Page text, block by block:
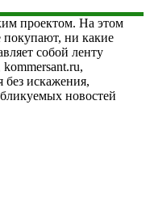
проектом. На этом
покупают, ни какие
собой ленту
искажения,
новостей